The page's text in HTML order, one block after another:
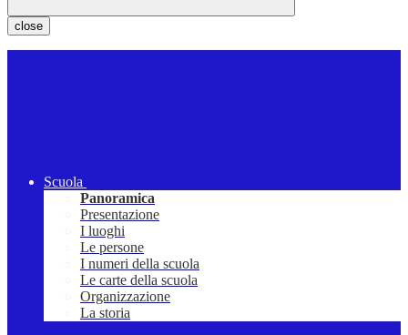
close
Scuola
Panoramica
Presentazione
I luoghi
Le persone
I numeri della scuola
Le carte della scuola
Organizzazione
La storia